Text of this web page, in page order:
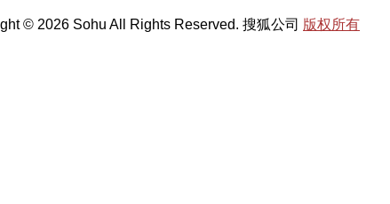
© 2026 Sohu All Rights Reserved. 搜狐公司 版权所有